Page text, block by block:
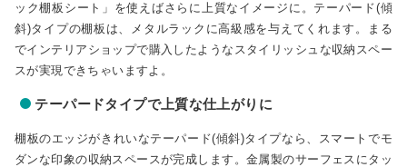
ック棚板シート」を使えばさらに上質なイメージに。テーパード(傾
斜)タイプの棚板は、メタルラックに高級感を与えてくれます。まる
でインテリアショップで購入したようなスタイリッシュな収納スペー
スが実現できちゃいますよ。
テーパードタイプで上質な仕上がりに
棚板のエッジがきれいなテーパード(傾斜)タイプなら、スマートでモ
ダンな印象の収納スペースが完成します。金属製のサーフェスにタッ